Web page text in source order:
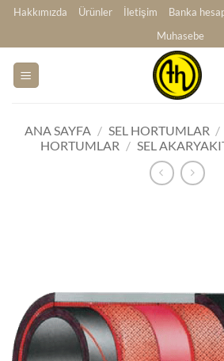
İçeriğe
Hakkımızda Ürünler İletişim Banka
Muhasebe
ANA SAYFA / SEL HORTUMLAR /
HORTUMLAR / SEL